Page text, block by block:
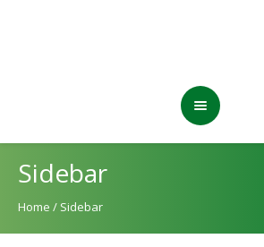
Sidebar
Home / Sidebar